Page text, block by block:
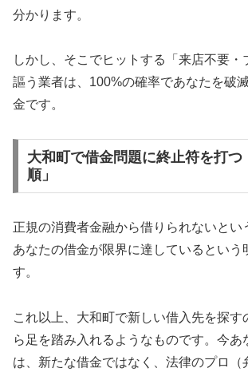
分かります。
しかし、そこでヒットする「来店不要・
謳う業者は、100%の確率であなたを破
金です。
大和町で借金問題に終止符を打つ
順」
正規の消費者金融から借りられないとい
あなたの借金が限界に達しているという
す。
これ以上、大和町で新しい借入先を探す
ら足を踏み入れるようなものです。今あ
は、新たな借金ではなく、法律のプロ（